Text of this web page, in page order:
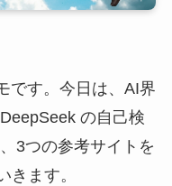
です。今日は、AI界
の自己検
3つの参考サイトを
きます。